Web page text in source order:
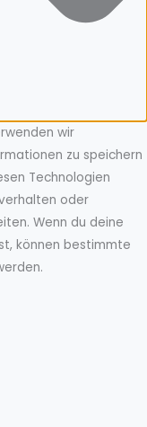
wir
zu speichern
Technologien
oder
Wenn du deine
können bestimmte